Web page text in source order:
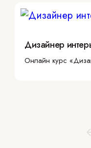
Дизайнер
Онлайн курс